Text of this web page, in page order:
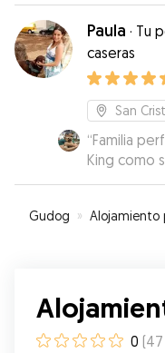
Paula · Tu
caseras
San
“Familia
King como
tranquilo lo
Gudog » Alojamiento
0 (47